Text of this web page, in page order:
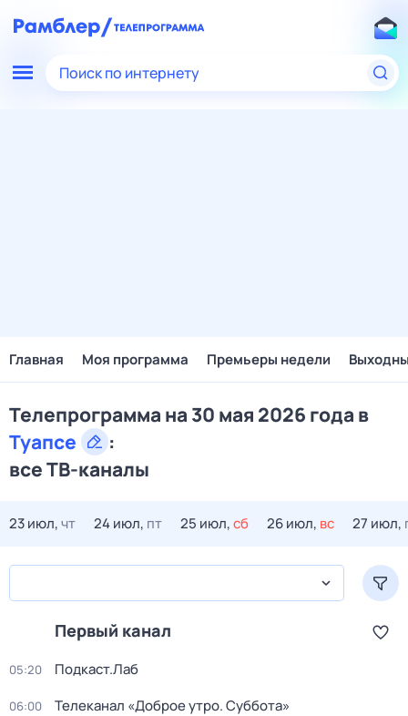
Поиск по интернету
Главная Моя программа Премьеры недели
Телепрограмма на 30 мая 2026 года в
Туапсе
:
все ТВ-каналы
23 июл,чт 24 июл, пт 25 июл,сб 26 июл, вс 27 июл,
Первый канал
05:20 Подкаст.Лаб
06:00 Телеканал «Доброе утро. Суббота»